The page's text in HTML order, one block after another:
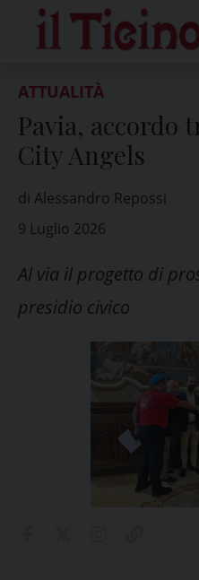
content
ATTUALITÀ
Pavia, accordo
City Angels
di Alessandro Repossi
9 Luglio 2026
Al via il progetto di
presidio civico